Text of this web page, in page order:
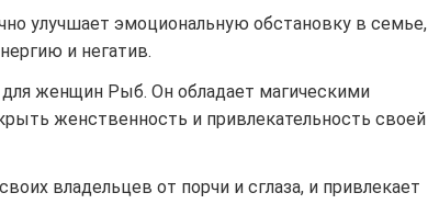
улучшает эмоциональную обстановку в семье,
и негатив.
для женщин Рыб. Он обладает магическими
женственность и привлекательность своей
владельцев от порчи и сглаза, и привлекает